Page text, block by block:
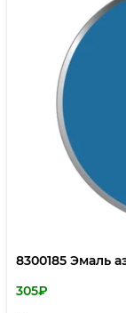
8300185 Эмаль
305₽